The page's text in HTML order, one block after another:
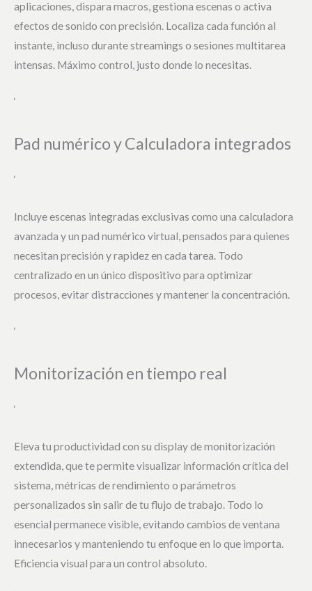
aplicaciones, dispara macros, gestiona escenas o activa
efectos de sonido con precisión. Localiza cada función al
instante, incluso durante streamings o sesiones multitarea
intensas. Máximo control, justo donde lo necesitas.
‘
Pad numérico y Calculadora integrados
‘
Incluye escenas integradas exclusivas como una calculadora
avanzada y un pad numérico virtual, pensados para quienes
necesitan precisión y rapidez en cada tarea. Todo
centralizado en un único dispositivo para optimizar
procesos, evitar distracciones y mantener la concentración.
‘
Monitorización en tiempo real
‘
Eleva tu productividad con su display de monitorización
extendida, que te permite visualizar información crítica del
sistema, métricas de rendimiento o parámetros
personalizados sin salir de tu flujo de trabajo. Todo lo
esencial permanece visible, evitando cambios de ventana
innecesarios y manteniendo tu enfoque en lo que importa.
Eficiencia visual para un control absoluto.